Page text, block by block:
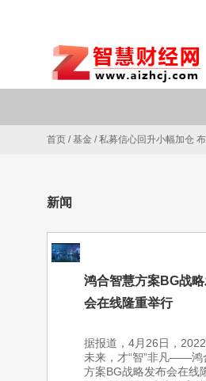
首页 /基金 /私募信心回升小幅加仓
新闻
鸿合智慧方案BG战
会在线隆重举行
据报道，4月26日，
未来，才“智”非凡——鸿
方案BG战略发布会在线